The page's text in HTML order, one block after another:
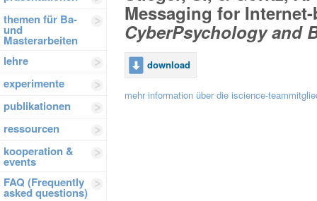
themen für Ba-
und
Masterarbeiten
lehre
experimente
publikationen
ressourcen
kooperation &
events
FAQ (Frequently
asked questions)
Messaging for
CyberPsychology and
download
mehr information über die iscience-